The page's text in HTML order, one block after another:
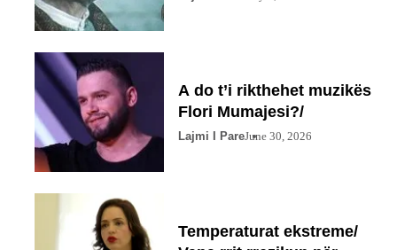
A do t’i rikthehet muzikës
Flori Mumajesi?/
Lajmi I PareJune 30, 2026
Temperaturat ekstreme/